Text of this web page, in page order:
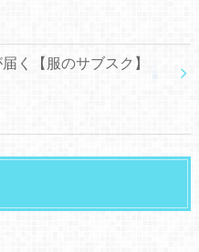
く【服のサブスク】